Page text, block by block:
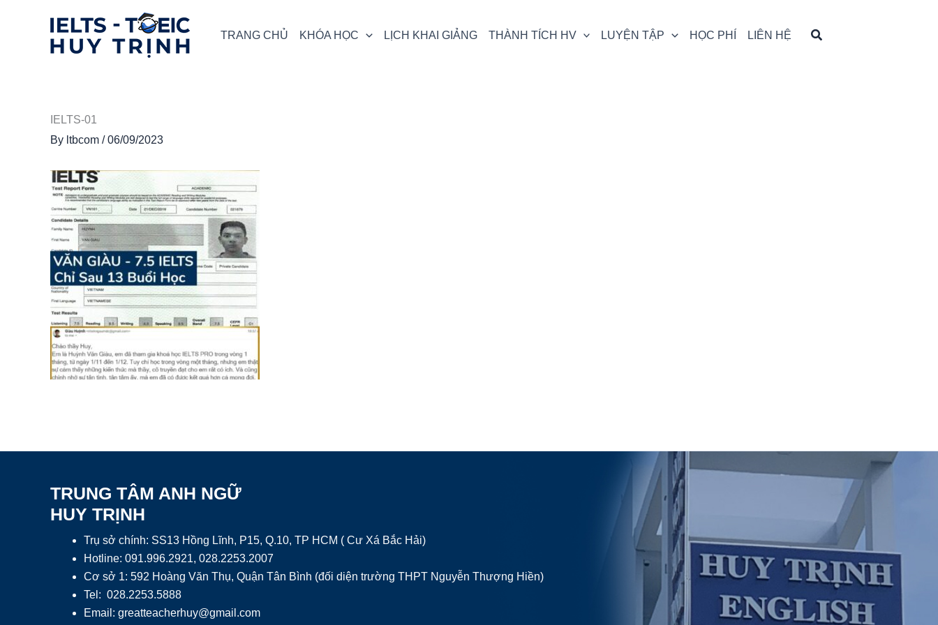
TRANG CHỦ KHÓA HỌC LỊCH KHAI GIẢNG THÀNH TÍCH HV LUYỆN TẬP HỌC PHÍ LIÊN HỆ
IELTS-01
By ltbcom /06/09/2023
TRUNG TÂM ANH NGỮ
HUY TRỊNH
Trụ sở chính: SS13 Hồng Lĩnh, P15, Q.10, TP HCM ( Cư Xá Bắc Hải)
Hotline: 091.996.2921, 028.2253.2007
Cơ sở 1: 592 Hoàng Văn Thụ, Quận Tân Bình (đối diện trường THPT Nguyễn Thượng Hiền)
Tel: 028.2253.5888
Email: greatteacherhuy@gmail.com